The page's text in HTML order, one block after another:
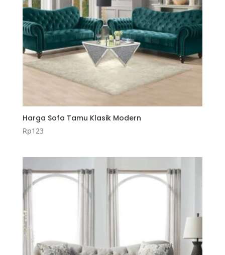
Harga Sofa Tamu Klasik Modern
Rp123